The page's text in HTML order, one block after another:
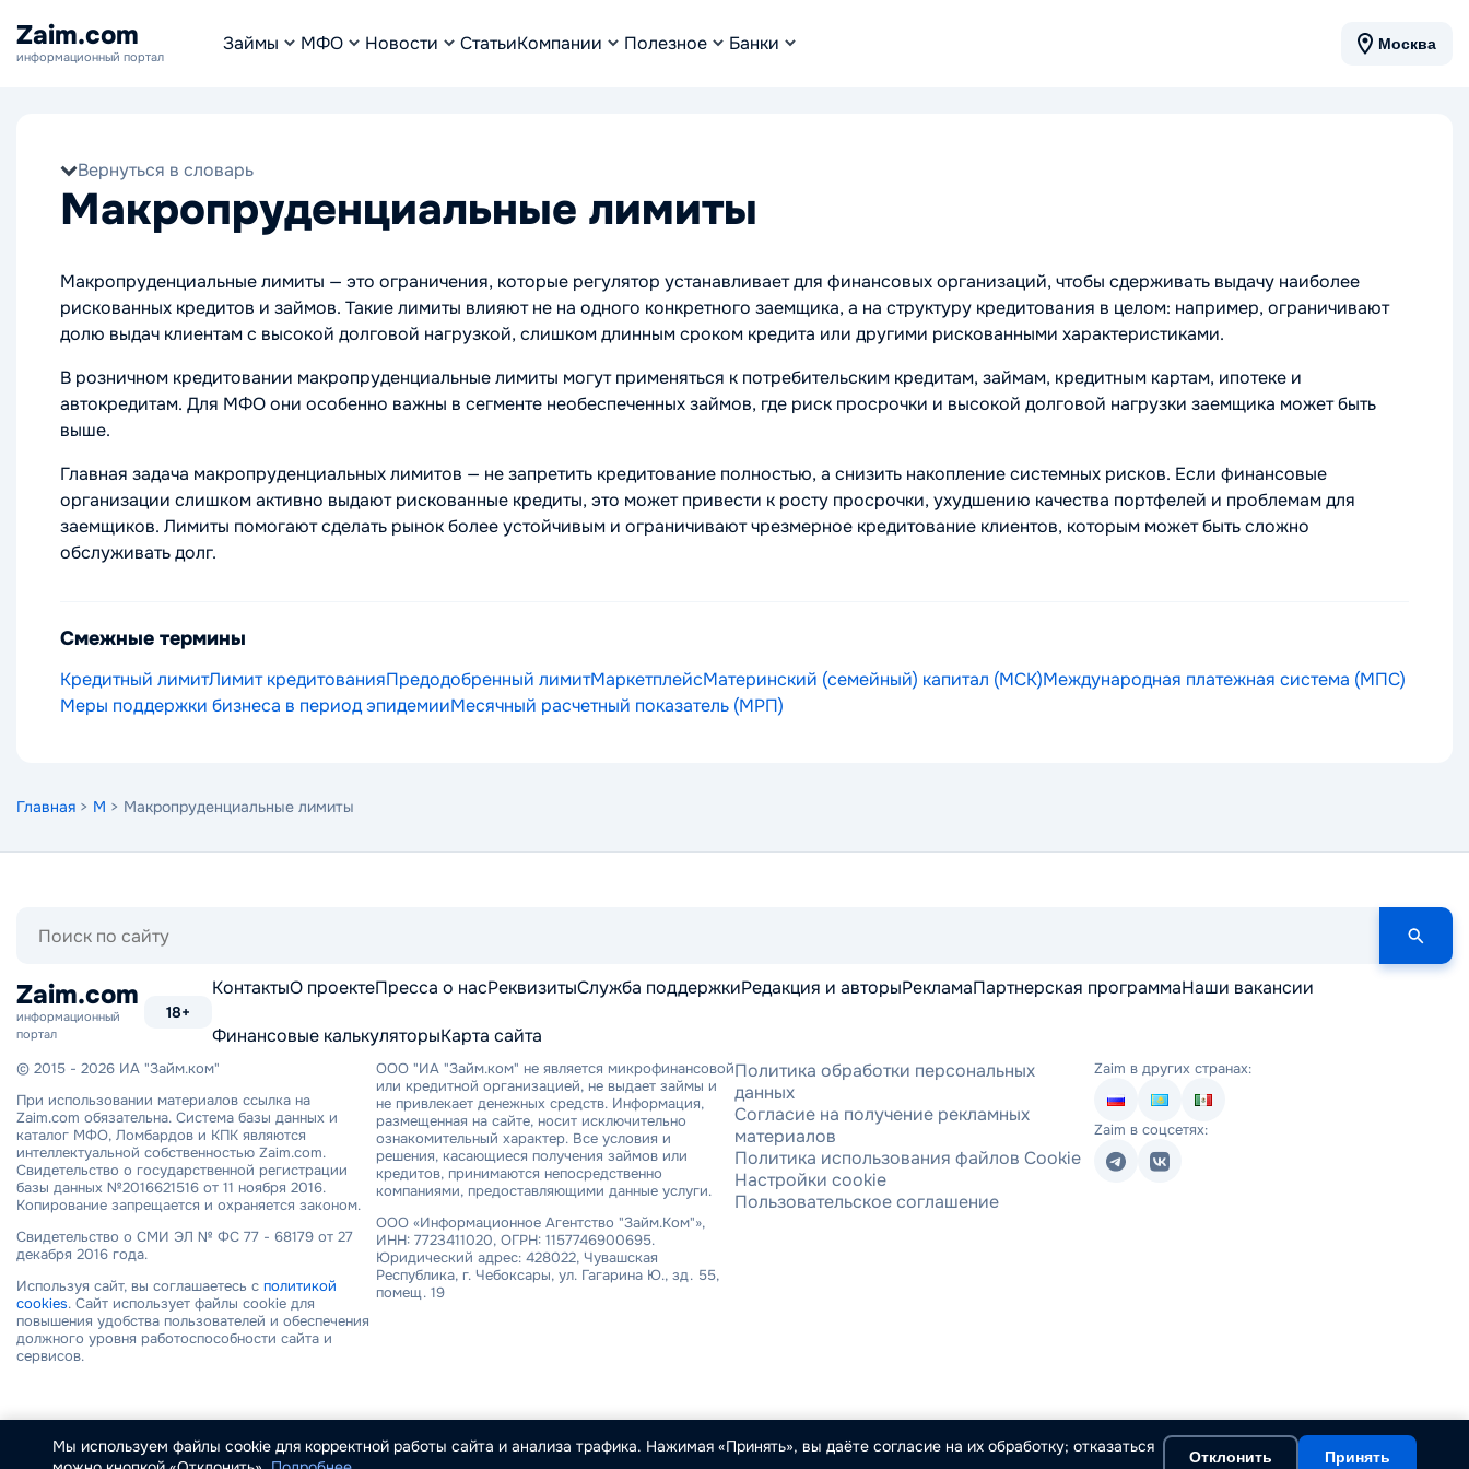
Zaim.com
информационный портал
Займы МФО Новости СтатьиКомпании Полезное Банки Москва
Вернуться в словарь
Макропруденциальные лимиты
Макропруденциальные лимиты — это ограничения, которые регулятор устанавливает для финансовых организаций, чтобы сдерживать выдачу наиболее
рискованных кредитов и займов. Такие лимиты влияют не на одного конкретного заемщика, а на структуру кредитования в целом: например, ограничивают
долю выдач клиентам с высокой долговой нагрузкой, слишком длинным сроком кредита или другими рискованными характеристиками.
В розничном кредитовании макропруденциальные лимиты могут применяться к потребительским кредитам, займам, кредитным картам, ипотеке и
автокредитам. Для МФО они особенно важны в сегменте необеспеченных займов, где риск просрочки и высокой долговой нагрузки заемщика может быть
выше.
Главная задача макропруденциальных лимитов — не запретить кредитование полностью, а снизить накопление системных рисков. Если финансовые
организации слишком активно выдают рискованные кредиты, это может привести к росту просрочки, ухудшению качества портфелей и проблемам для
заемщиков. Лимиты помогают сделать рынок более устойчивым и ограничивают чрезмерное кредитование клиентов, которым может быть сложно
обслуживать долг.
Смежные термины
Кредитный лимитЛимит кредитованияПредодобренный лимитМаркетплейсМатеринский (семейный) капитал (МСК)Международная платежная система (МПС)
Меры поддержки бизнеса в период эпидемииМесячный расчетный показатель (МРП)
Главная > М > Макропруденциальные лимиты
Zaim.com
информационный
портал
18+
КонтактыО проектеПресса о насРеквизитыСлужба поддержкиРедакция и авторыРекламаПартнерская программаНаши вакансии
Финансовые калькуляторыКарта сайта
© 2015 - 2026 ИА "Займ.ком"
При использовании материалов ссылка на
Zaim.com обязательна. Система базы данных и
каталог МФО, Ломбардов и КПК являются
интеллектуальной собственностью Zaim.com.
Свидетельство о государственной регистрации
базы данных №2016621516 от 11 ноября 2016.
Копирование запрещается и охраняется законом.
Свидетельство о СМИ ЭЛ № ФС 77 - 68179 от 27
декабря 2016 года.
Используя сайт, вы соглашаетесь с политикой
cookies. Сайт использует файлы cookie для
повышения удобства пользователей и обеспечения
должного уровня работоспособности сайта и
сервисов.
ООО "ИА "Займ.ком" не является микрофинансовой
или кредитной организацией, не выдает займы и
не привлекает денежных средств. Информация,
размещенная на сайте, носит исключительно
ознакомительный характер. Все условия и
решения, касающиеся получения займов или
кредитов, принимаются непосредственно
компаниями, предоставляющими данные услуги.
ООО «Информационное Агентство "Займ.Ком"»,
ИНН: 7723411020, ОГРН: 1157746900695.
Юридический адрес: 428022, Чувашская
Республика, г. Чебоксары, ул. Гагарина Ю., зд. 55,
помещ. 19
Политика обработки персональных
данных
Согласие на получение рекламных
материалов
Политика использования файлов Cookie
Настройки cookie
Пользовательское соглашение
Zaim в других странах:
Zaim в соцсетях:
Мы используем файлы cookie для корректной работы сайта и анализа трафика. Нажимая «Принять», вы даёте согласие на их обработку; отказаться
Отклонить Принять